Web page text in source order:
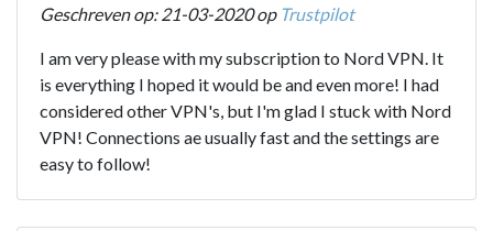
Geschreven op: 21-03-2020 op Trustpilot
I am very please with my subscription to Nord VPN. It
is everything I hoped it would be and even more! I had
considered other VPN's, but I'm glad I stuck with Nord
VPN! Connections ae usually fast and the settings are
easy to follow!